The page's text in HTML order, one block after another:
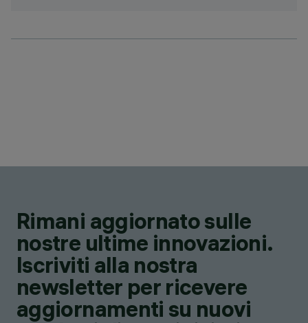
Rimani aggiornato sulle
nostre ultime innovazioni.
Iscriviti alla nostra
newsletter per ricevere
aggiornamenti su nuovi